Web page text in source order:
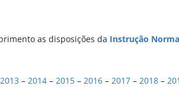
as disposições da Instrução
2013 – 2014 – 2015 – 2016 – 2017 – 2018 –